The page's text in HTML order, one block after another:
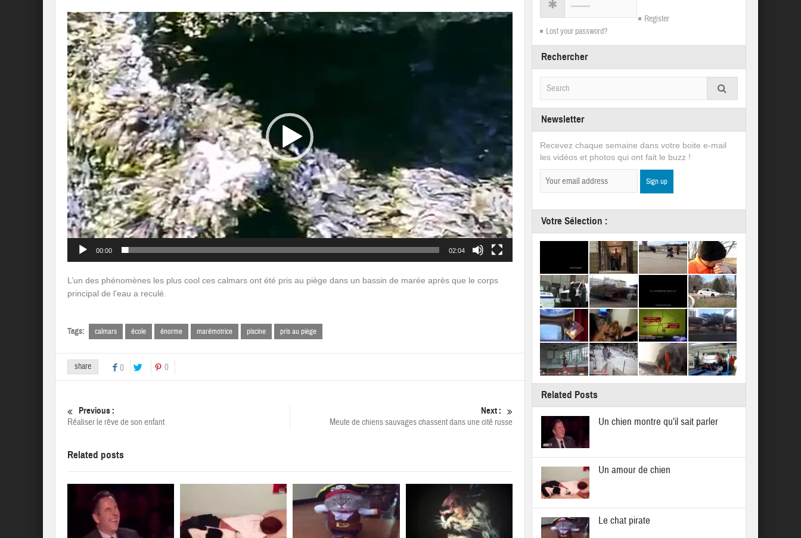
Lecteur
vidéo
00:00 02:04
L’un des phénomènes les plus cool ces calmars ont été pris au piège dans un bassin de marée après que le corps
principal de l’eau a reculé.
Tags: calmars école énorme marémotrice piscine pris au piège
share 0 0
Previous :
Réaliser le rêve de son enfant
Next :
Meute de chiens sauvages chassent dans une cité russe
Related posts
Register
Lost your password?
Rechercher
Newsletter
Recevez chaque semaine dans votre boite e-mail
les vidéos et photos qui ont fait le buzz !
Votre Sélection :
Related Posts
Un chien montre qu’il sait parler
Un amour de chien
Le chat pirate